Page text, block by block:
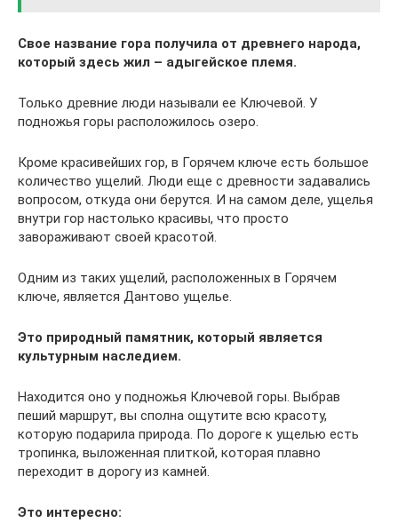
Свое название гора получила от древнего народа,
который здесь жил – адыгейское племя.
Только древние люди называли ее Ключевой. У
подножья горы расположилось озеро.
Кроме красивейших гор, в Горячем ключе есть большое
количество ущелий. Люди еще с древности задавались
вопросом, откуда они берутся. И на самом деле, ущелья
внутри гор настолько красивы, что просто
завораживают своей красотой.
Одним из таких ущелий, расположенных в Горячем
ключе, является Дантово ущелье.
Это природный памятник, который является
культурным наследием.
Находится оно у подножья Ключевой горы. Выбрав
пеший маршрут, вы сполна ощутите всю красоту,
которую подарила природа. По дороге к ущелью есть
тропинка, выложенная плиткой, которая плавно
переходит в дорогу из камней.
Это интересно: